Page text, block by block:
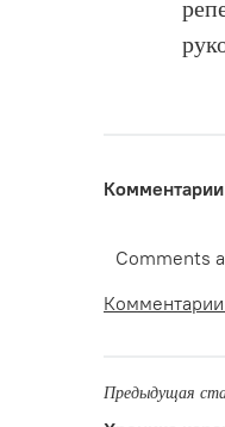
Комментарии
Comments
Комментарии
Предыдущая